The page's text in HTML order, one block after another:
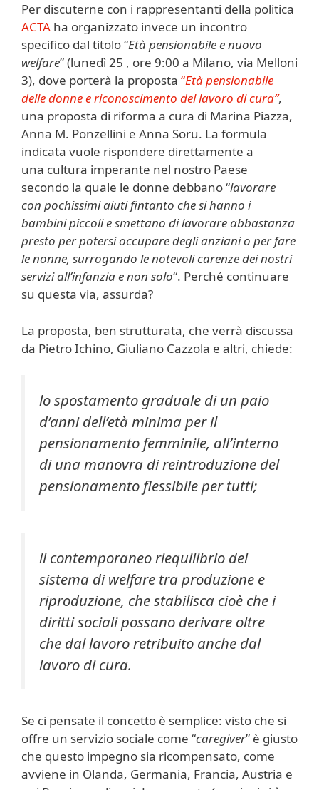
Per discuterne con i rappresentanti della politica
ACTA ha organizzato invece un incontro
specifico dal titolo “Età pensionabile e nuovo
welfare” (lunedì 25 , ore 9:00 a Milano, via Melloni
3), dove porterà la proposta “Età pensionabile
delle donne e riconoscimento del lavoro di cura”,
una proposta di riforma a cura di Marina Piazza,
Anna M. Ponzellini e Anna Soru. La formula
indicata vuole rispondere direttamente a
una cultura imperante nel nostro Paese
secondo la quale le donne debbano “lavorare
con pochissimi aiuti fintanto che si hanno i
bambini piccoli e smettano di lavorare abbastanza
presto per potersi occupare degli anziani o per fare
le nonne, surrogando le notevoli carenze dei nostri
servizi all’infanzia e non solo“. Perché continuare
su questa via, assurda?
La proposta, ben strutturata, che verrà discussa
da Pietro Ichino, Giuliano Cazzola e altri, chiede:
lo spostamento graduale di un paio
d’anni dell’età minima per il
pensionamento femminile, all’interno
di una manovra di reintroduzione del
pensionamento flessibile per tutti;
il contemporaneo riequilibrio del
sistema di welfare tra produzione e
riproduzione, che stabilisca cioè che i
diritti sociali possano derivare oltre
che dal lavoro retribuito anche dal
lavoro di cura.
Se ci pensate il concetto è semplice: visto che si
offre un servizio sociale come “caregiver” è giusto
che questo impegno sia ricompensato, come
avviene in Olanda, Germania, Francia, Austria e